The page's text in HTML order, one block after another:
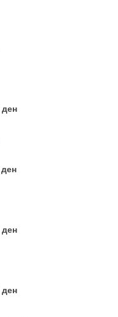
ден
ден
ден
ден